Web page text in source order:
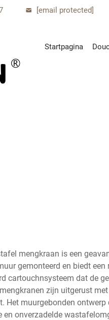
[email protected]
Startpagina
mengkraan is een
gemonteerd en biedt
cartouchnsysteem dat de
zijn uitgerust
Het muurgebonden
en onverzadelde